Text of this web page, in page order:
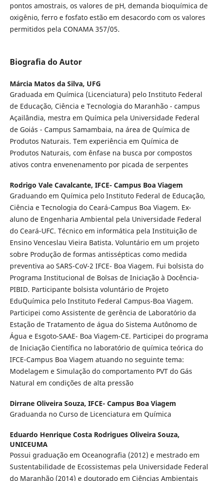
pontos amostrais, os valores de pH, demanda bioquímica de
oxigênio, ferro e fosfato estão em desacordo com os valores
permitidos pela CONAMA 357/05.
Biografia do Autor
Márcia Matos da Silva, UFG
Graduada em Química (Licenciatura) pelo Instituto Federal
de Educação, Ciência e Tecnologia do Maranhão - campus
Açailândia, mestra em Química pela Universidade Federal
de Goiás - Campus Samambaia, na área de Química de
Produtos Naturais. Tem experiência em Química de
Produtos Naturais, com ênfase na busca por compostos
ativos contra envenenamento por picada de serpentes
Rodrigo Vale Cavalcante, IFCE- Campus Boa Viagem
Graduando em Química pelo Instituto Federal de Educação,
Ciência e Tecnologia do Ceará-Campus Boa Viagem. Ex-
aluno de Engenharia Ambiental pela Universidade Federal
do Ceará-UFC. Técnico em informática pela Instituição de
Ensino Venceslau Vieira Batista. Voluntário em um projeto
sobre Produção de formas antissépticas como medida
preventiva ao SARS-CoV-2 IFCE- Boa Viagem. Fui bolsista do
Programa Institucional de Bolsas de Iniciação à Docência-
PIBID. Participante bolsista voluntário de Projeto
EduQuímica pelo Instituto Federal Campus-Boa Viagem.
Participei como Assistente de gerência de Laboratório da
Estação de Tratamento de água do Sistema Autônomo de
Água e Esgoto-SAAE- Boa Viagem-CE. Participei do programa
de Iniciação Científica no laboratório de química teórica do
IFCE-Campus Boa Viagem atuando no seguinte tema:
Modelagem e Simulação do comportamento PVT do Gás
Natural em condições de alta pressão
Dirrane Oliveira Souza, IFCE- Campus Boa Viagem
Graduanda no Curso de Licenciatura em Química
Eduardo Henrique Costa Rodrigues Oliveira Souza,
UNICEUMA
Possui graduação em Oceanografia (2012) e mestrado em
Sustentabilidade de Ecossistemas pela Universidade Federal
do Maranhão (2014) e doutorado em Ciências Ambientais